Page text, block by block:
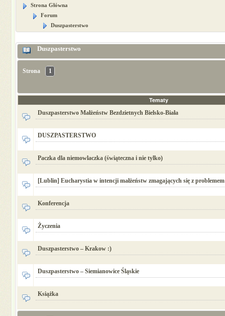
Strona Główna
Forum
Duszpasterstwo
Duszpasterstwo
Strona 1
Tematy
Duszpasterstwo Małżeństw Bezdzietnych Bielsko-Biała
DUSZPASTERSTWO
Paczka dla niemowlaczka (świąteczna i nie tylko)
[Lublin] Eucharystia w intencji małżeństw zmagających się z problemem
Konferencja
Życzenia
Duszpasterstwo – Krakow :)
Duszpasterstwo – Siemianowice Śląskie
Książka